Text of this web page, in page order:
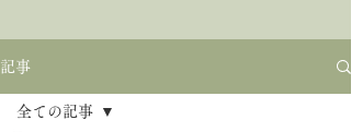
記事
全ての記事